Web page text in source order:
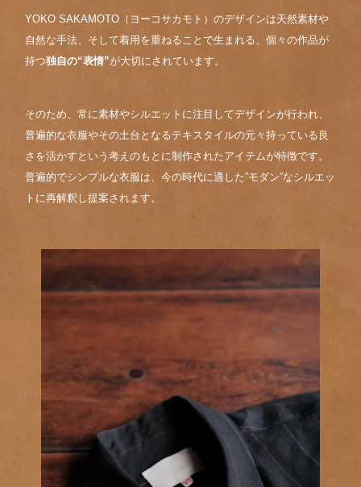
YOKO SAKAMOTO（ヨーコサカモト）のデザインは天然素材や
自然な手法、そして着用を重ねることで生まれる、個々の作品が
持つ独自の“表情”が大切にされています。
そのため、常に素材やシルエットに注目してデザインが行われ、
普遍的な衣服やその土台となるテキスタイルの元々持っている良
さを活かすという考えのもとに制作されたアイテムが特徴です。
普遍的でシンプルな衣服は、今の時代に適した”モダン”なシルエッ
トに再解釈し提案されます。